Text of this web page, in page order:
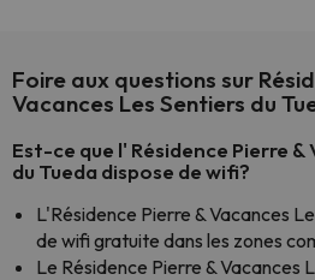
Foire aux questions sur
Vacances Les Sentiers du
Est-ce que l' Résidence Pierre &
du Tueda dispose de wifi?
L'Résidence Pierre & Vacances
de wifi gratuite dans les zones
Le Résidence Pierre & Vacances